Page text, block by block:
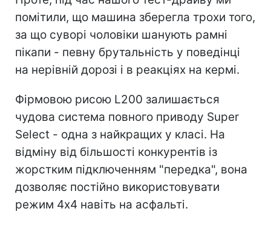
помітили, що машина зберегла трохи того,
за що суворі чоловіки шанують рамні
пікапи - певну брутальність у поведінці
на нерівній дорозі і в реакціях на кермі.
Фірмовою рисою L200 залишається
чудова система повного приводу Super
Select - одна з найкращих у класі. На
відміну від більшості конкурентів із
жорстким підключенням "передка", вона
дозволяє постійно використовувати
режим 4х4 навіть на асфальті.